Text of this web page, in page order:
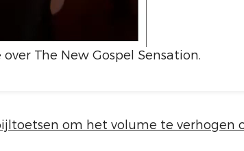
om het volume te verhogen
The New Gospel Sensation.